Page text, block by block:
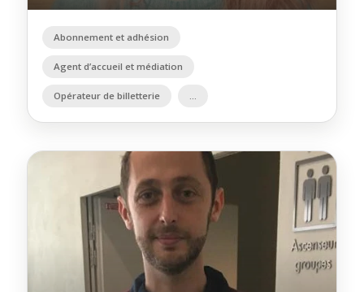
Abonnement et adhésion
Agent d’accueil et médiation
Opérateur de billetterie